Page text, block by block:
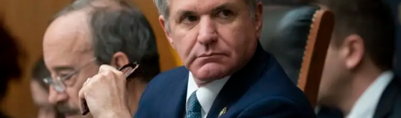
サイバーセキュリティ―
航空宇宙・防衛
国境・移民政策